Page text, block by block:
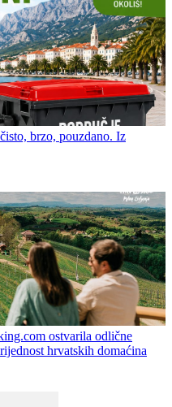
brzo, pouzdano. Iz
ostvarila odlične
hrvatskih domaćina